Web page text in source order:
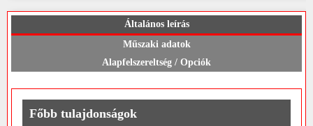
Általános leírás
Műszaki adatok
Alapfelszereltség / Opciók
Főbb tulajdonságok